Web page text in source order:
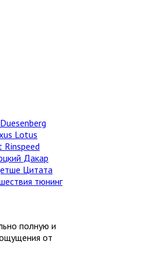
Duesenberg
Lotus
Rinspeed
Дакар
Цитата
тюнинг
полную и
от